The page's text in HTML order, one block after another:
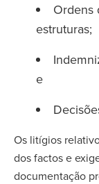
Ordens
estruturas;
e
Os litígios
dos factos e
documentação